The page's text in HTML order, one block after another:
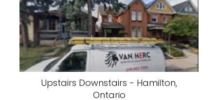
Upstairs Downstairs - Hamilton,
Ontario